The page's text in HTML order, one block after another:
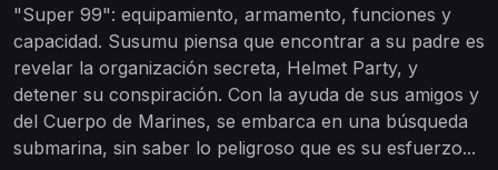
"Super 99": equipamiento, armamento, funciones y
capacidad. Susumu piensa que encontrar a su padre es
revelar la organización secreta, Helmet Party, y
detener su conspiración. Con la ayuda de sus amigos y
del Cuerpo de Marines, se embarca en una búsqueda
submarina, sin saber lo peligroso que es su esfuerzo...